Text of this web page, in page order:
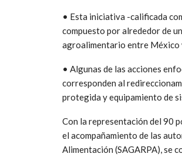
• Esta iniciativa -calificada
compuesto por alrededor de
agroalimentario entre México
• Algunas de las acciones
corresponden al
protegida y equipamiento de
Con la representación del 90
el acompañamiento de las
Alimentación (SAGARPA), se